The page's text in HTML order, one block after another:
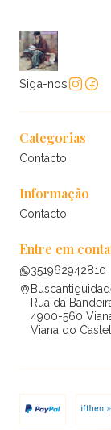
Siga-nos
Categorias
Contacto
Informação
Contacto
Entre em
351962942810
Rua da
4900-560
Viana do